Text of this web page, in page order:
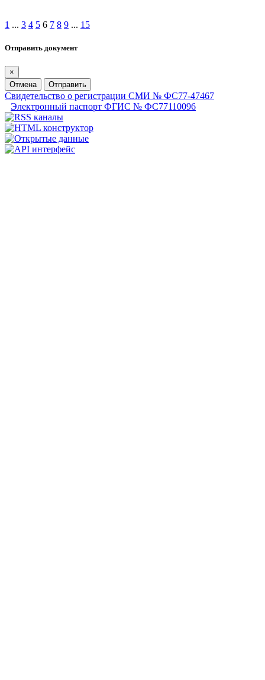
1 ... 3 4 5 6 7 8 9 ... 15
Отправить документ
×
Отмена
Отправить
Свидетельство о регистрации СМИ № ФС77-47467
Электронный паспорт ФГИС № ФС77110096